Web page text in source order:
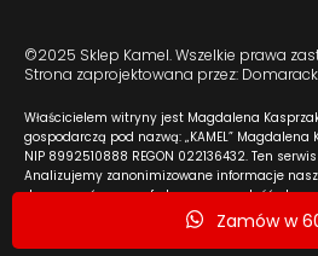
Zamów w
©2025 Sklep Kamel. Wszelkie prawa
Strona zaprojektowana przez:
Właścicielem witryny jest Magdalena
gospodarczą pod nazwą: „KAMEL” Magdalena
NIP 8992510888 REGON 022136432. Ten
Analizujemy zanonimizowane informacje
dopasować naszą ofertę oraz zawartość
Szczegółowe informacje dostępne wPolityce